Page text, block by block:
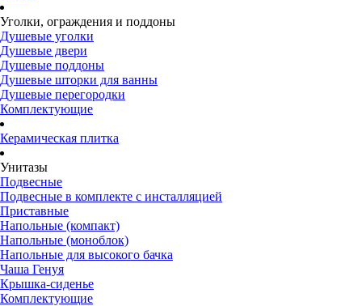
Уголки, ограждения и поддоны
Душевые уголки
Душевые двери
Душевые поддоны
Душевые шторки для ванны
Душевые перегородки
Комплектующие
Керамическая плитка
Унитазы
Подвесные
Подвесные в комплекте с инсталляцией
Приставные
Напольные (компакт)
Напольные (моноблок)
Напольные для высокого бачка
Чаша Генуя
Крышка-сиденье
Комплектующие